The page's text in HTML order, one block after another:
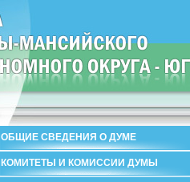
ОБЩИЕ СВЕДЕНИЯ О ДУМЕ
КОМИТЕТЫ И КОМИССИИ ДУМЫ